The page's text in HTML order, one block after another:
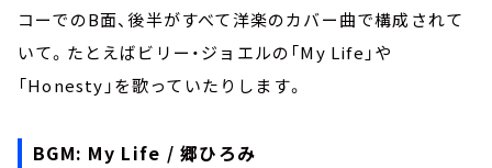
コーでのB面、後半がすべて洋楽のカバー曲で構成されて
いて。たとえばビリー・ジョエルの「My Life」や
「Honesty」を歌っていたりします。
BGM: My Life / 郷ひろみ